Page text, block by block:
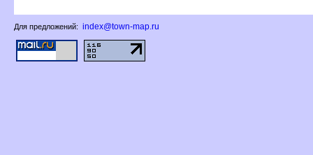
Для предложений: index@town-map.ru